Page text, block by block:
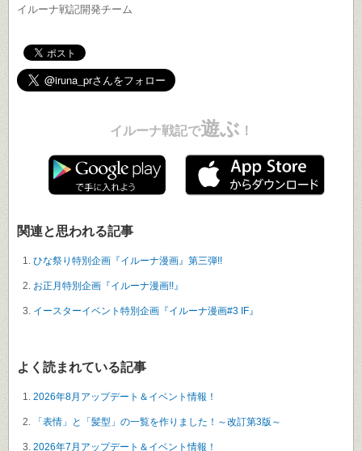
イルーナ戦記開発チーム
イルーナ戦記で遊ぶ ！
関連と思われる記事
ひな祭り特別企画『イルーナ漫画』第三弾!!
お正月特別企画『イルーナ漫画!!』
イースターイベント特別企画『イルーナ漫画#3 IF』
よく読まれている記事
2026年8月アップデート＆イベント情報！
「表情」と「髪型」の一覧を作りました！～改訂第3版～
2026年7月アップデート＆イベント情報！